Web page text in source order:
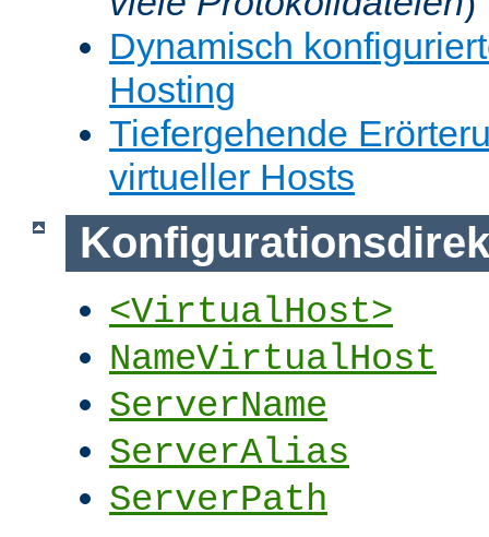
Dynamisch
Hosting
Tiefergehende
virtueller Hosts
<VirtualHost>
NameVirtualHost
ServerName
ServerAlias
ServerPath